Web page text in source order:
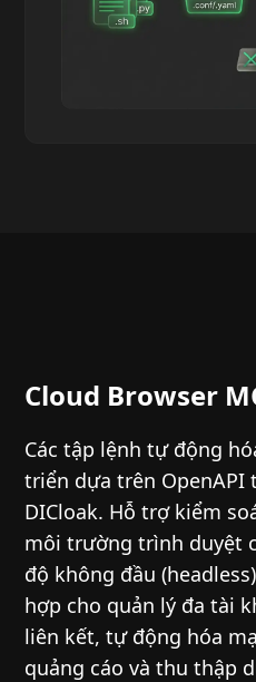
Cloud Browser
Các tập lệnh tự động
triển dựa trên OpenAPI
DICloak. Hỗ trợ kiểm
môi trường trình duyệt
độ không đầu
hợp cho quản lý đa tài
liên kết, tự động hóa
quảng cáo và thu thập